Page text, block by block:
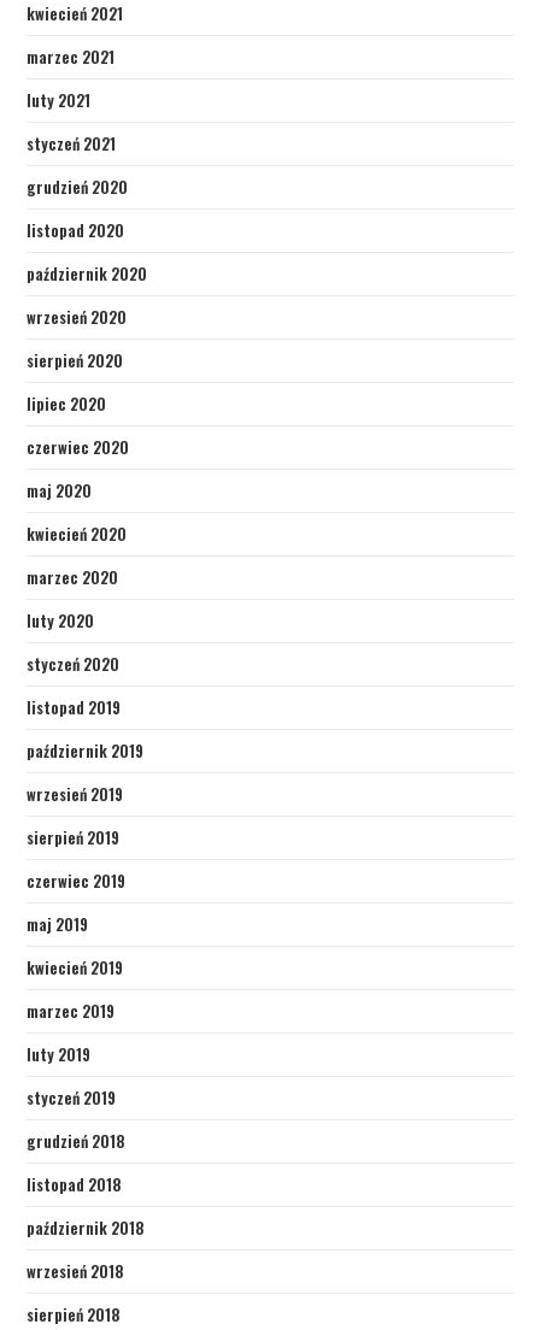
kwiecień 2021
marzec 2021
luty 2021
styczeń 2021
grudzień 2020
listopad 2020
październik 2020
wrzesień 2020
sierpień 2020
lipiec 2020
czerwiec 2020
maj 2020
kwiecień 2020
marzec 2020
luty 2020
styczeń 2020
listopad 2019
październik 2019
wrzesień 2019
sierpień 2019
czerwiec 2019
maj 2019
kwiecień 2019
marzec 2019
luty 2019
styczeń 2019
grudzień 2018
listopad 2018
październik 2018
wrzesień 2018
sierpień 2018